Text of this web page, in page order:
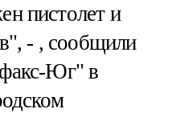
пистолет и
- , сообщили
Юг" в